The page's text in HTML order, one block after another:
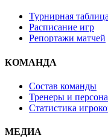
Турнирная
Расписание игр
Репортажи матчей
КОМАНДА
Состав команды
Тренеры и
Статистика
МЕДИА